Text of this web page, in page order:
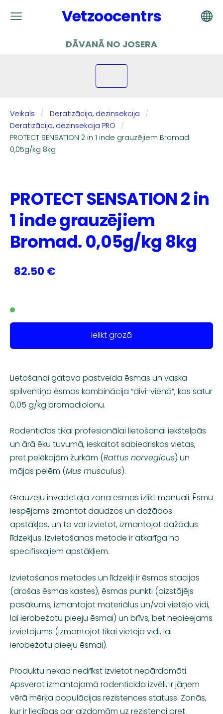
Vetzoocentrs
DĀVANĀ NO JOSERA
Veikals
Deratizācija, dezinsekcija
Deratizācija, dezinsekcija PRO
PROTECT SENSATION 2 in 1 inde grauzējiem Bromad.
0,05g/kg 8kg
PROTECT SENSATION 2 in
1 inde grauzējiem
Bromad. 0,05g/kg 8kg
82.50 €
Ielikt grozā
Lietošanai gatava pastveida ēsmas un vaska
spilventiņa ēsmas kombinācija “divi-vienā”, kas satur
0,05 g/kg bromadiolonu.
Rodenticīds tikai profesionālai lietošanai iekštelpās
un ārā ēku tuvumā, ieskaitot sabiedriskas vietas,
pret pelēkajām žurkām (Rattus norvegicus) un
mājas pelēm (Mus musculus).
Grauzēju invadētajā zonā ēsmas izlikt manuāli. Ēsmu
iespējams izmantot daudzos un dažādos
apstākļos, un to var izvietot, izmantojot dažādus
līdzekļus. Izvietošanas metode ir atkarīga no
specifiskajiem apstākļiem.
Izvietošanas metodes un līdzekļi ir ēsmas stacijas
(drošas ēsmas kastes), ēsmas punkti (aizstājējs
pasākums, izmantojot materiālus un/vai vietējo vidi,
lai ierobežotu pieeju ēsmai) un brīvs, bet nepieejams
izvietojums (izmantojot tikai vietējo vidi, lai
ierobežotu pieeju ēsmai).
Produktu nekad nedrīkst izvietot nepārdomāti.
Apsverot izmantojamā rodenticīda izvēli, ir jāņem
vērā mērķa populācijas rezistences statuss. Zonās,
kur ir liecības par aizdomām uz rezistenci pret